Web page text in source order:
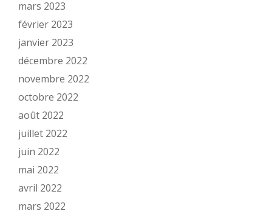
mars 2023
février 2023
janvier 2023
décembre 2022
novembre 2022
octobre 2022
août 2022
juillet 2022
juin 2022
mai 2022
avril 2022
mars 2022